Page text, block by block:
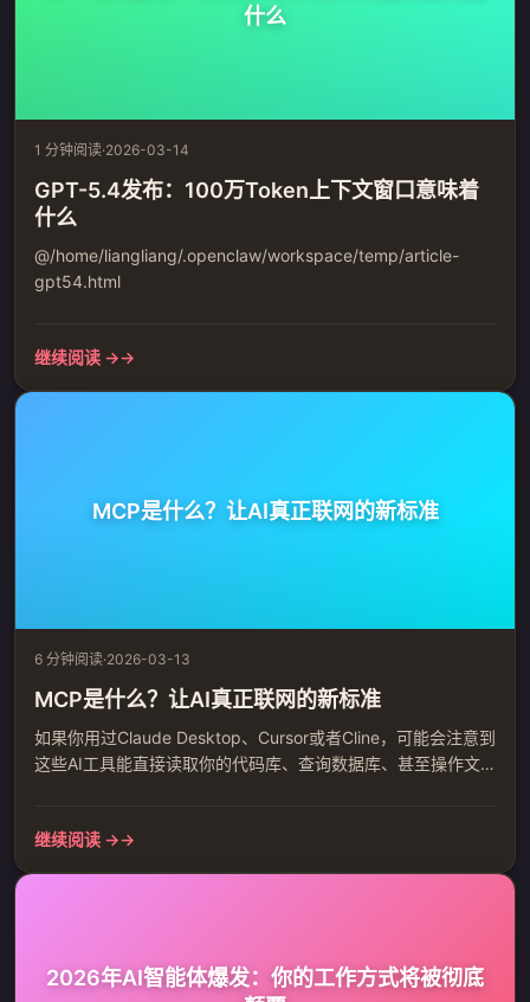
什么
1 分钟阅读·2026-03-14
GPT-5.4发布：100万Token上下文窗口意味着
什么
@/home/liangliang/.openclaw/workspace/temp/article-
gpt54.html
继续阅读 →
MCP是什么？让AI真正联网的新标准
6 分钟阅读·2026-03-13
MCP是什么？让AI真正联网的新标准
如果你用过Claude Desktop、Cursor或者Cline，可能会注意到
这些AI工具能直接读取你的代码库、查询数据库、甚至操作文
是什么问题？ 想象一个场景：你问AI「帮我查一下上周的销售
继续阅读 →
2026年AI智能体爆发：你的工作方式将被彻底